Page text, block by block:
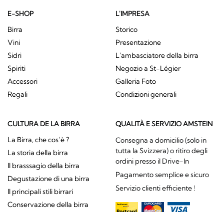
E-SHOP
Birra
Vini
Sidri
Spiriti
Accessori
Regali
L'IMPRESA
Storico
Presentazione
L'ambasciatore della birra
Negozio a St-Légier
Galleria Foto
Condizioni generali
CULTURA DE LA BIRRA
La Birra, che cos’è ?
La storia della birra
Il brasssagio della birra
Degustazione di una birra
Il principali stili birrari
Conservazione della birra
QUALITÀ E SERVIZIO AMSTEIN
Consegna a domicilio (solo in
tutta la Svizzera) o ritiro degli
ordini presso il Drive-In
Pagamento semplice e sicuro
Servizio clienti efficiente !